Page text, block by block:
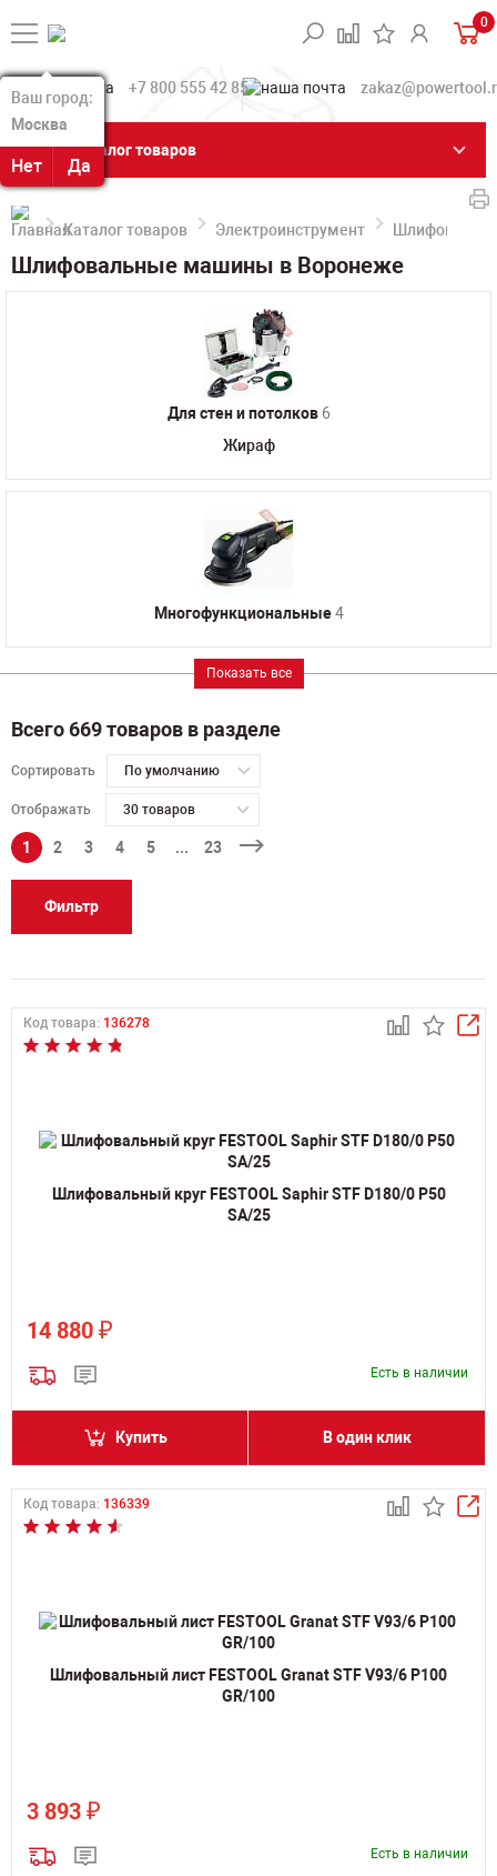
Ваш город:
Москва
Нет Да
Ваш город:
Москва
Нет Да
0
+7 800 555 42 85
Каталог товаров
Каталог товаров Электроинструмент
Шлифовальные машины в Воронеже
Для стен и потолков 6
Жираф
Многофункциональные4
Показать все
Всего 669 товаров в разделе
Сортировать По умолчанию
Отображать 30 товаров
1 2 3 4 5 ... 23
Фильтр
Код товара: 136278
Шлифовальный круг FESTOOL Saphir STF D180/0 P50
SA/25
14 880 ₽
Есть в наличии
Купить В один клик
Код товара: 136339
Шлифовальный лист FESTOOL Granat STF V93/6 P100
GR/100
3 893 ₽
Есть в наличии